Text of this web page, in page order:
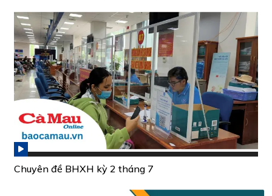
Chuyên đề BHXH kỳ 2 tháng 7